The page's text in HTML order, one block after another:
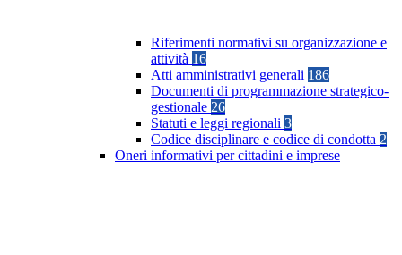
Riferimenti normativi su organizzazione e
attività 16
Atti amministrativi generali 186
Documenti di programmazione strategico-
gestionale 26
Statuti e leggi regionali 3
Codice disciplinare e codice di condotta 2
Oneri informativi per cittadini e imprese